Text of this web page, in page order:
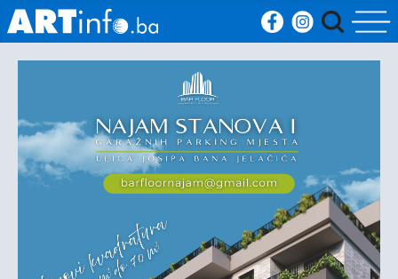
Vijesti
Sport
Crna